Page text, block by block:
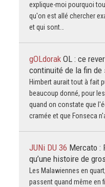
explique-moi pourquoi
qu'on est allé chercher
et qui sont…
gOLdorak OL : ce
continuité de la fin de
Himbert aurait tout à fait
beaucoup donné, pour
quand on constate que
cramée et que Fonseca
JUNi DU 36 Mercato :
qu’une histoire de
Les Malawiennes en
passent quand même en